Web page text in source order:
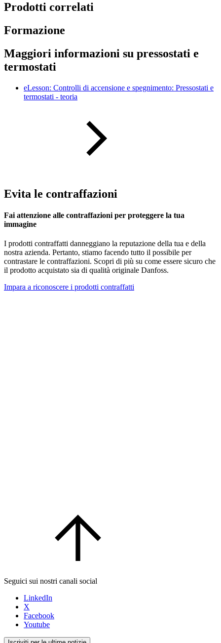
Prodotti correlati
Formazione
Maggiori informazioni su pressostati e
termostati
eLesson: Controlli di accensione e spegnimento: Pressostati e
termostati - teoria
Evita le contraffazioni
Fai attenzione alle contraffazioni per proteggere la tua
immagine
I prodotti contraffatti danneggiano la reputazione della tua e della
nostra azienda. Pertanto, stiamo facendo tutto il possibile per
contrastare le contraffazioni. Scopri di più su come essere sicuro che
il prodotto acquistato sia di qualità originale Danfoss.
Impara a riconoscere i prodotti contraffatti
Seguici sui nostri canali social
LinkedIn
X
Facebook
Youtube